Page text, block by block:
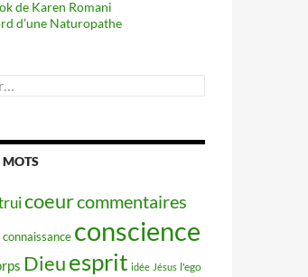
de Karen Romani
d’une Naturopathe
MOTS
coeurcommentaires
connaissance conscience
Dieuesprit idée Jésus l'ego